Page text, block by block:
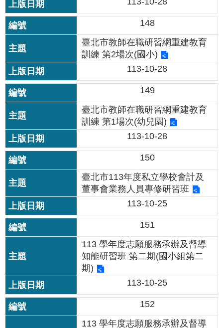
覽
回
首
頁
English
陳
情
統
常
見
問
台
北
通
語
詞
彙
148
臺北市教師在職研習網重建教育
訓練 第2場次(國小)
113-10-28
149
臺北市教師在職研習網重建教育
訓練 第1場次(幼兒園)
113-10-28
150
臺北市113年度私立學校會計及
董事會業務人員專修研習班
113-10-25
151
113 學年度志願服務承辦及督導
知能研習班 第二期(國小組第二
期)
113-10-25
152
113 學年度志願服務承辦及督導